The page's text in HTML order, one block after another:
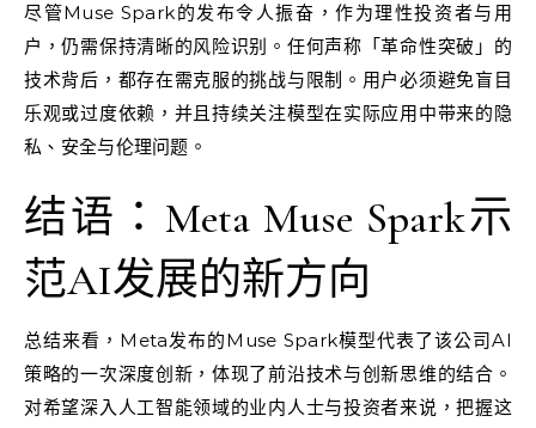
尽管Muse Spark的发布令人振奋，作为理性投资者与用
户，仍需保持清晰的风险识别。任何声称「革命性突破」的
技术背后，都存在需克服的挑战与限制。用户必须避免盲目
乐观或过度依赖，并且持续关注模型在实际应用中带来的隐
私、安全与伦理问题。
结语：Meta Muse Spark示
范AI发展的新方向
总结来看，Meta发布的Muse Spark模型代表了该公司AI
策略的一次深度创新，体现了前沿技术与创新思维的结合。
对希望深入人工智能领域的业内人士与投资者来说，把握这